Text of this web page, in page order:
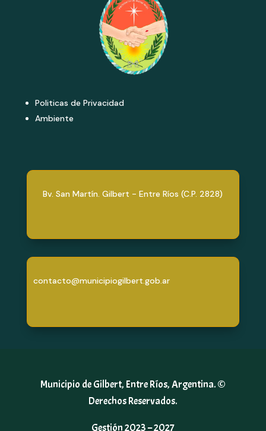
Politicas de Privacidad
Ambiente
Bv. San Martín. Gilbert - Entre Ríos (C.P. 2828)
contacto@municipiogilbert.gob.ar
Municipio de Gilbert, Entre Ríos, Argentina. ©
Derechos Reservados.
Gestión 2023 – 2027